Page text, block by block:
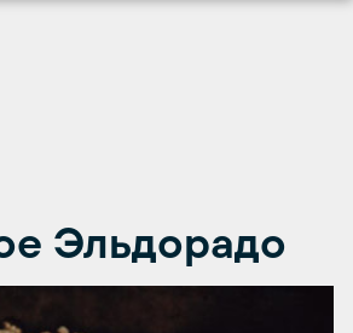
Эльдорадо